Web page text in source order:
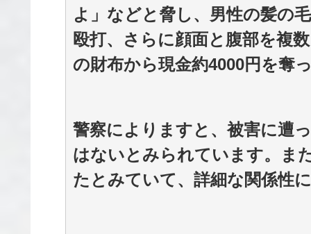
よ」などと脅し、男性の髪の
殴打、さらに顔面と腹部を複
の財布から現金約4000円を奪
警察によりますと、被害に遭
はないとみられています。ま
たとみていて、詳細な関係性